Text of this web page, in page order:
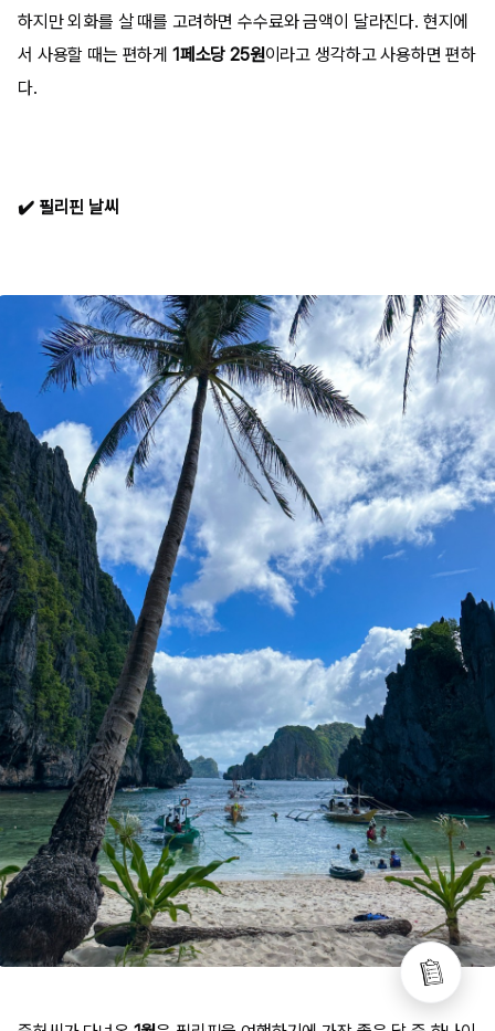
하지만 외화를 살 때를 고려하면 수수료와 금액이 달라진다. 현지에
서 사용할 때는 편하게 1페소당 25원이라고 생각하고 사용하면 편하
다.
✔️ 필리핀 날씨